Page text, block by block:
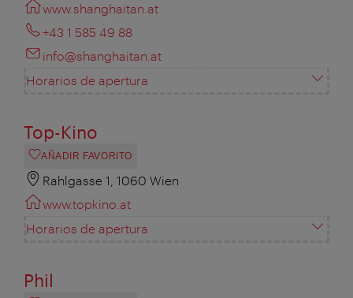
www.shanghaitan.at
+43 1 585 49 88
info@shanghaitan.at
Horarios de apertura
Top-Kino
AÑADIR FAVORITO
Rahlgasse 1, 1060 Wien
www.topkino.at
Horarios de apertura
Phil